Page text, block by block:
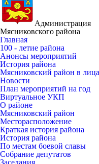
Администрация
Мясниковского района
Главная
100 - летие района
Анонсы мероприятий
История района
Мясниковский район в
Новости
План мероприятий на год
Виртуальное УКП
О районе
Мясниковский район
Месторасположение
Краткая история района
История района
По местам боевой славы
Собрание депутатов
Заседания